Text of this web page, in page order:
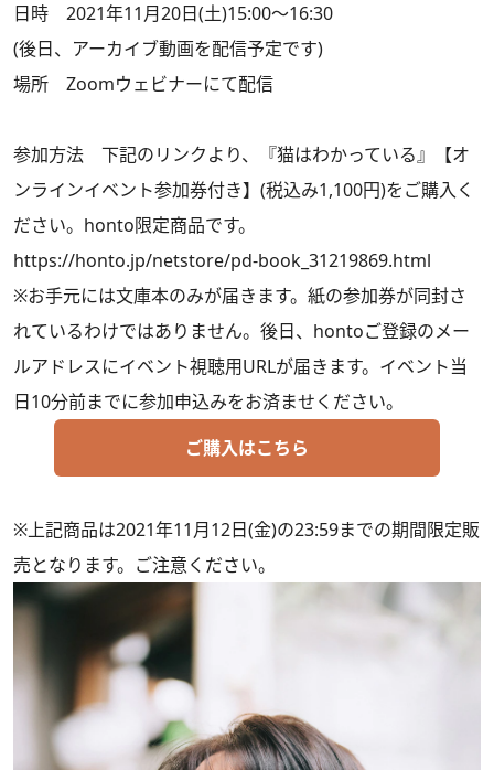
日時 2021年11月20日(土)15:00～16:30
(後日、アーカイブ動画を配信予定です)
場所 Zoomウェビナーにて配信
参加方法 下記のリンクより、『猫はわかっている』【オ
ンラインイベント参加券付き】(税込み1,100円)をご購入く
ださい。honto限定商品です。
https://honto.jp/netstore/pd-book_31219869.html
※お手元には文庫本のみが届きます。紙の参加券が同封さ
れているわけではありません。後日、hontoご登録のメー
ルアドレスにイベント視聴用URLが届きます。イベント当
日10分前までに参加申込みをお済ませください。
ご購入はこちら
※上記商品は2021年11月12日(金)の23:59までの期間限定販
売となります。ご注意ください。